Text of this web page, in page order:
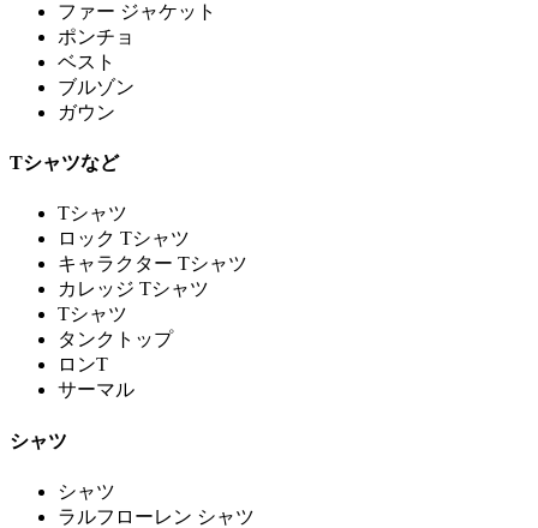
ファー ジャケット
ポンチョ
ベスト
ブルゾン
ガウン
Tシャツなど
Tシャツ
ロック Tシャツ
キャラクター Tシャツ
カレッジ Tシャツ
Tシャツ
タンクトップ
ロンT
サーマル
シャツ
シャツ
ラルフローレン シャツ